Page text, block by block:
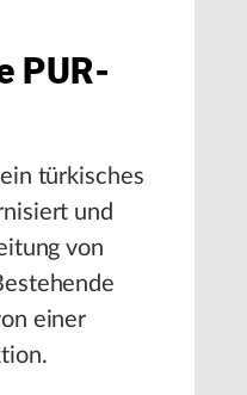
PUR-
türkisches
und
von
einer